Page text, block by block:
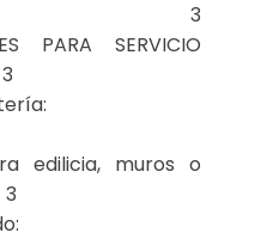
PARA SERVICIO
edilicia, muros o